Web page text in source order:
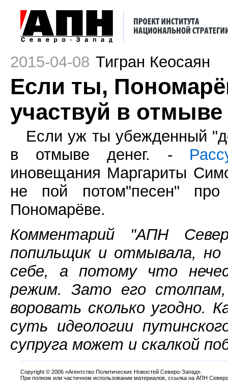
2015-04-08 Тигран Кеосаян
Если ты,
участвуй в отмыве
Если уж ты убежденный
в отмыве денег. -
иновещания Маргариты
не пой потом"песен"
Пономарёве.
Комментарий "АПН
попильщик и отмывала, но
себе, а потому что
режим. Зато его
воровать сколько угодно.
суть идеологии
супруга может и скалкой
Copyright © 2006 «Агентство Политических Новостей Северо-Запад».
При полном или частичном использовании материалов, ссылка на АПН